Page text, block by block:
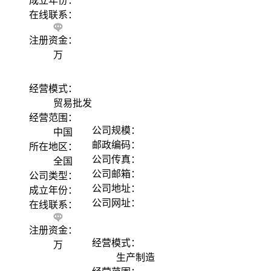
在线联系：
注册资金：
万
经营模式：
贸易批发
经营范围：
中国
所在地区：
全国
公司类型：
成立年份：
在线联系：
注册资金：
万
公司规模：
邮政编码：
公司传真：
公司邮箱：
公司地址：
公司网址：
经营模式：
生产制造